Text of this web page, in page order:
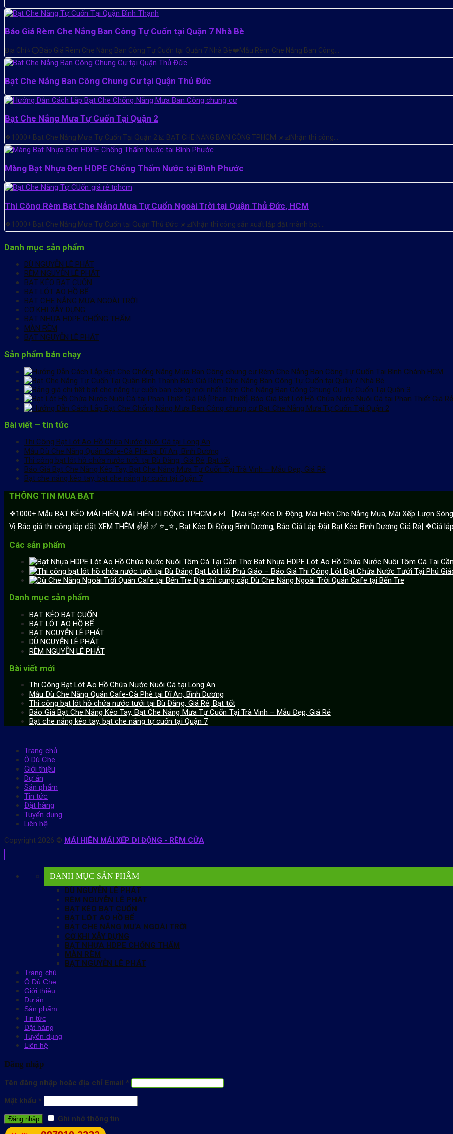
Báo Giá Rèm Che Nắng Ban Công Tự Cuốn tại Quận 7 Nhà Bè
Địa Chỉ⭐️⭕Báo Giá Rèm Che Nắng Ban Công Tự Cuốn tại Quận 7 Nhà Bè❤️Mẫu Rèm Che Nắng Ban Công…
Bạt Che Nắng Ban Công Chung Cư tại Quận Thủ Đức
Bạt Che Nắng Mưa Tự Cuốn Tại Quận 2
❖1000+ Bạt Che Nắng Mưa Tự Cuốn Tại Quận 2 ☑️ BẠT CHE NẮNG BAN CÔNG TPHCM ☀️☑️Nhận thi công…
Màng Bạt Nhựa Đen HDPE Chống Thấm Nước tại Bình Phước
Thi Công Rèm Bạt Che Nắng Mưa Tự Cuốn Ngoài Trời tại Quận Thủ Đức, HCM
❖1000+ Bạt Che Nắng Mưa Tự Cuốn tại Quận Thủ Đức ☀️☑️Nhận thi công sản xuất lắp đặt mành bạt…
Danh mục sản phẩm
DÙ NGUYỄN LÊ PHÁT
RÈM NGUYỄN LÊ PHÁT
BẠT KÉO BẠT CUỐN
BẠT LÓT AO HỒ BỂ
BẠT CHE NẮNG MƯA NGOÀI TRỜI
CƠ KHI XÂY DỰNG
BẠT NHỰA HDPE CHỐNG THẤM
MÀN RÈM
BẠT NGUYỄN LÊ PHÁT
Sản phẩm bán chạy
Rèm Che Nắng Ban Công Tự Cuốn Tại Bình Chánh HCM
Báo Giá Rèm Che Nắng Ban Công Tự Cuốn tại Quận 7 Nhà Bè
Rèm Che Nắng Ban Công Chung Cư Tự Cuốn Tại Quận 3
[Phan Thiết]-Báo Giá Bạt Lót Hồ Chứa Nước Nuôi Cá tại Phan Thiết Giá Rẻ
Bạt Che Nắng Mưa Tự Cuốn Tại Quận 2
Bài viết – tin tức
Thi Công Bạt Lót Ao Hồ Chứa Nước Nuôi Cá tại Long An
Mẫu Dù Che Nắng Quán Cafe-Cà Phê tại Dĩ An, Bình Dương
Thi công bạt lót hồ chứa nước tưới tại Bù Đăng, Giá Rẻ, Bạt tốt
Báo Giá Bạt Che Nắng Kéo Tay, Bạt Che Nắng Mưa Tự Cuốn Tại Trà Vinh – Mẫu Đẹp, Giá Rẻ
Bạt che nắng kéo tay, bạt che nắng tự cuốn tại Quận 7
THÔNG TIN MUA BẠT
❖1000+ Mẫu BẠT KÉO MÁI HIÊN, MÁI HIÊN DI ĐỘNG TPHCM☀️☑️ 【Mái Bạt Kéo Di Động, Mái Hiên Che Nắng Mưa, Mái Xếp Lượn
Vị Báo giá thi công lắp đặt XEM THÊM ✌✌ ✅ ⭐️_⭐ , Bạt Kéo Di Động Bình Dương, Báo Giá Lắp Đặt Bạt Kéo Bình Dương Giá Rẻ| ❖Giá
Các sản phẩm
Bạt Nhựa HDPE Lót Ao Hồ Chứa Nước Nuôi Tôm Cá Tại
Bạt Lót Hồ Phú Giáo – Báo Giá Thi Công Lót Bạt Chứa Nước Tưới Tại Phú
Địa chỉ cung cấp Dù Che Nắng Ngoài Trời Quán Cafe tại Bến Tre
Danh mục sản phẩm
BẠT KÉO BẠT CUỐN
BẠT LÓT AO HỒ BỂ
BẠT NGUYỄN LÊ PHÁT
DÙ NGUYỄN LÊ PHÁT
RÈM NGUYỄN LÊ PHÁT
Bài viết mới
Thi Công Bạt Lót Ao Hồ Chứa Nước Nuôi Cá tại Long An
Mẫu Dù Che Nắng Quán Cafe-Cà Phê tại Dĩ An, Bình Dương
Thi công bạt lót hồ chứa nước tưới tại Bù Đăng, Giá Rẻ, Bạt tốt
Báo Giá Bạt Che Nắng Kéo Tay, Bạt Che Nắng Mưa Tự Cuốn Tại Trà Vinh – Mẫu Đẹp, Giá Rẻ
Bạt che nắng kéo tay, bạt che nắng tự cuốn tại Quận 7
Trang chủ
Ô Dù Che
Giới thiệu
Dự án
Sản phẩm
Tin tức
Đặt hàng
Tuyển dụng
Liên hệ
Copyright 2026 © MÁI HIÊN MÁI XẾP DI ĐỘNG - RÈM CỬA
DANH MỤC SẢN PHẨM
DÙ NGUYỄN LÊ PHÁT
RÈM NGUYỄN LÊ PHÁT
BẠT KÉO BẠT CUỐN
BẠT LÓT AO HỒ BỂ
BẠT CHE NẮNG MƯA NGOÀI TRỜI
CƠ KHI XÂY DỰNG
BẠT NHỰA HDPE CHỐNG THẤM
MÀN RÈM
BẠT NGUYỄN LÊ PHÁT
Trang chủ
Ô Dù Che
Giới thiệu
Dự án
Sản phẩm
Tin tức
Đặt hàng
Tuyển dụng
Liên hệ
Đăng nhập
Tên đăng nhập hoặc địa chỉ Email *
Mật khẩu *
Ghi nhớ thông tin